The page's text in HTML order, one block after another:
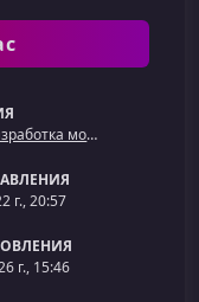
Другое (Разработка мобильных приложений)
г., 20:57
г., 15:46